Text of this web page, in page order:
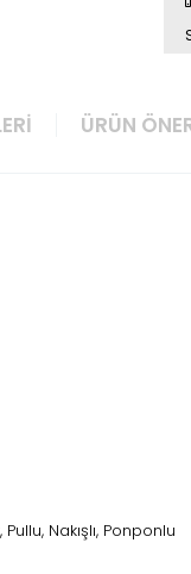
ÜRÜN
Nakışlı, Ponponlu